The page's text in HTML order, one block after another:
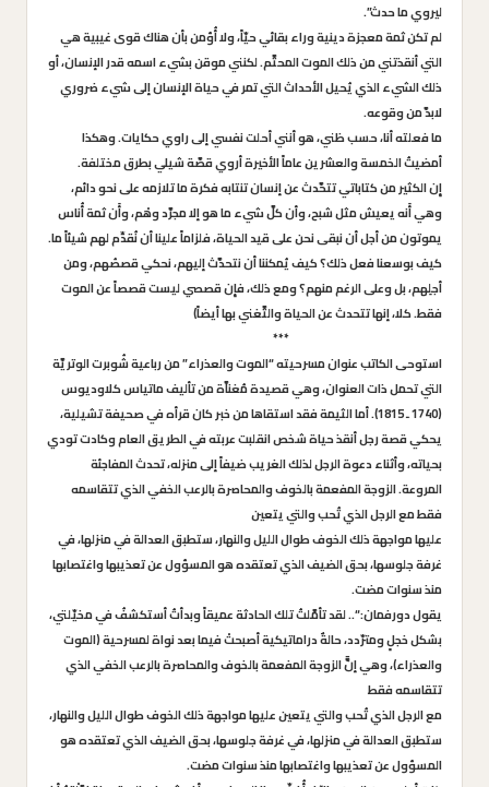
ليروي ما حدث”.
لم تكن ثمة معجزة دينية وراء بقائي حيّاً، ولا أُؤمن بأن هناك قوى غيبية هي
التي أنقذتني من ذلك الموت المحتَّم. لكنني موقن بشيء اسمه قدر الإنسان، أو
ذلك الشيء الذي يُحيل الأحداث التي تمر في حياة الإنسان إلى شيء ضروري
لابدَّ من وقوعه.
ما فعلته أنا، حسب ظني، هو أنني أحلت نفسي إلى راوي حكايات. وهكذا
أمضيتُ الخمسة والعشرين عاماً الأخيرة أروي قصَّة شيلي بطرق مختلفة.
إِن الكثير من كتاباتي تتحَّدث عن إنسان تنتابه فكرة ما تلازمه على نحو دائم،
وهي أَنه يعيش مثل شبح، وأن كلَّ شيء ما هو إلا مجرَّد وهْم، وأَن ثمة أُناس
يموتون من أجل أن نبقى نحن على قيد الحياة، فلزاماً علينا أن نُقدِّم لهم شيئاً ما.
كيف بوسعنا فعل ذلك؟ كيف يُمكننا أن نتحدَّث إليهم، نحكي قصصُهم، ومن
أجلِهم، بل وعلى الرغم منهم؟ ومع ذلك، فإِن قصصي ليست قصصاً عن الموت
فقط. كلا، إنها تتحدث عن الحياة والتَّغني بها أيضاً)
***
استوحى الكاتب عنوان مسرحيته “الموت والعذراء” من رباعية شُوبرت الوتريَّة
التي تحمل ذات العنوان، وهي قصيدة مُغناَّة من تأليف ماتياس كلاوديوس
(1740 ـ 1815). أما الثيمة فقد استقاها من خبر كان قرأه في صحيفة تشيلية،
يحكي قصة رجل أنقذ حياة شخص انقلبت عربته في الطريق العام وكادت تودي
بحياته، وأثناء دعوة الرجل لذلك الغريب ضيفاً إلى منزله، تحدث المفاجئة
المروعة. الزوجة المفعمة بالخوف والمحاصرة بالرعب الخفي الذي تتقاسمه
فقط مع الرجل الذي تُحب والتي يتعين
عليها مواجهة ذلك الخوف طوال الليل والنهار، ستطبق العدالة في منزلها، في
غرفة جلوسها، بحق الضيف الذي تعتقده هو المسؤول عن تعذيبها واغتصابها
منذ سنوات مضت.
يقول دورفمان: “.. لقد تأمَّلتُ تلك الحادثة عميقاً وبدأتُ أستكشفُ في مخيّلتي،
بشكل خجلٍ ومترّدد، حالةٌ دراماتيكية أصبحتْ فيما بعد نواة لمسرحية (الموت
والعذراء)، وهي إنًّ الزوجة المفعمة بالخوف والمحاصرة بالرعب الخفي الذي
تتقاسمه فقط
مع الرجل الذي تُحب والتي يتعين عليها مواجهة ذلك الخوف طوال الليل والنهار،
ستطبق العدالة في منزلها، في غرفة جلوسها، بحق الضيف الذي تعتقده هو
المسؤول عن تعذيبها واغتصابها منذ سنوات مضت.